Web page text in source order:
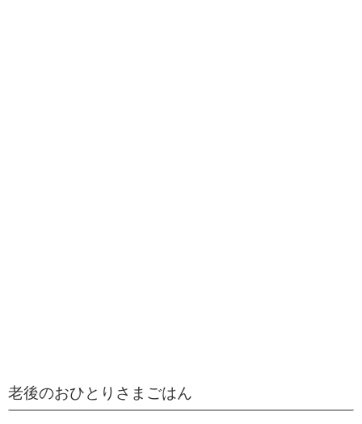
老後のおひとりさまごはん